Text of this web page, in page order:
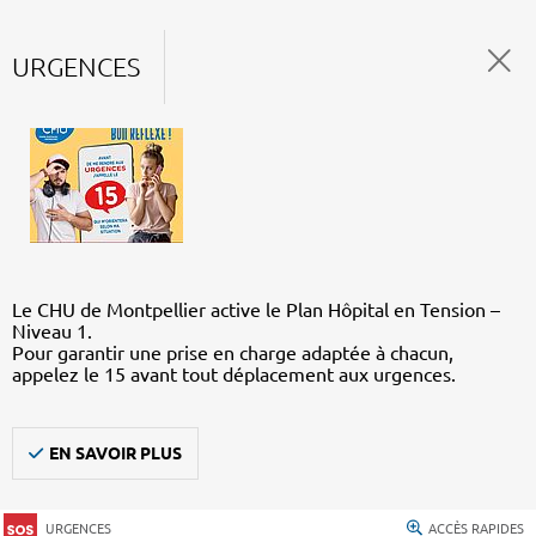
URGENCES
Le CHU de Montpellier active le Plan Hôpital en Tension –
Niveau 1.
Pour garantir une prise en charge adaptée à chacun,
appelez le 15 avant tout déplacement aux urgences.
EN SAVOIR PLUS
URGENCES ACCÈS RAPIDES